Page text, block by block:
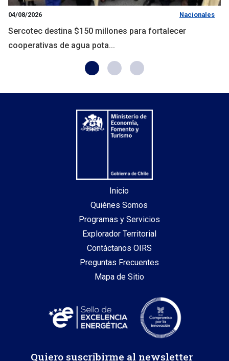
04/08/2026 Nacionales
Sercotec destina $150 millones para fortalecer
cooperativas de agua pota...
Inicio
Quiénes Somos
Programas y Servicios
Explorador Territorial
Contáctanos OIRS
Preguntas Frecuentes
Mapa de Sitio
Quiero suscribirme al newsletter